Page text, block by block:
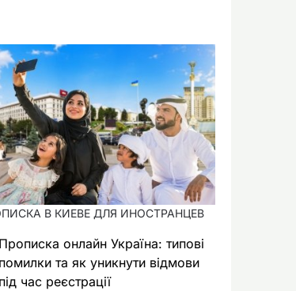
В КИЕВЕ ДЛЯ ИНОСТРАНЦЕВ
Прописка онлайн Україна: типові
помилки та як уникнути відмови
під час реєстрації